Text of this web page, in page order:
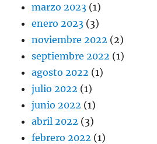
marzo 2023 (1)
enero 2023 (3)
noviembre 2022 (2)
septiembre 2022 (1)
agosto 2022 (1)
julio 2022 (1)
junio 2022 (1)
abril 2022 (3)
febrero 2022 (1)